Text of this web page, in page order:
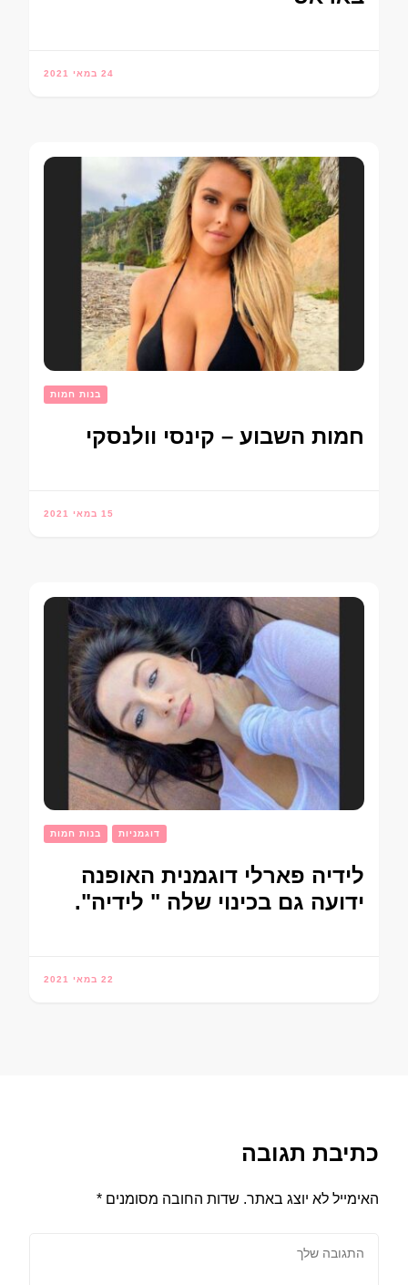
24 במאי 2021
בנות חמות
חמות השבוע – קינסי וולנסקי
15 במאי 2021
בנות חמות דוגמניות
לידיה פארלי דוגמנית האופנה
ידועה גם בכינוי שלה " לידיה".
22 במאי 2021
כתיבת תגובה
האימייל לא יוצג באתר. שדות החובה מסומנים *